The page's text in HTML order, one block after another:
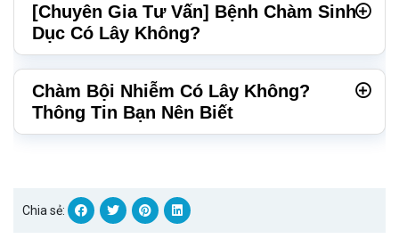
[Chuyên Gia Tư Vấn] Bệnh Chàm Sinh
Dục Có Lây Không?
Chàm Bội Nhiễm Có Lây Không?
Thông Tin Bạn Nên Biết
Chia sẻ: